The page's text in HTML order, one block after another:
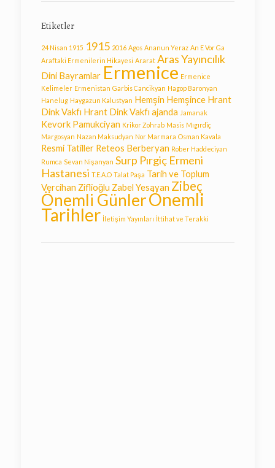
Etiketler
24 Nisan 1915 1915 2016 Agos Ananun Yeraz An E Vor Ga
Araftaki Ermenilerin Hikayesi Ararat Aras Yayıncılık
Dini Bayramlar Ermenice Ermenice
Kelimeler Ermenistan Garbis Cancikyan Hagop Baronyan
Hanelug Haygazun Kalustyan Hemşin Hemşince Hrant
Dink Vakfı Hrant Dink Vakfı ajanda Jamanak
Kevork Pamukciyan Krikor Zohrab Masis Mıgırdiç
Margosyan Nazan Maksudyan Nor Marmara Osman Kavala
Resmi Tatiller Reteos Berberyan Rober Haddeciyan
Rumca Sevan Nişanyan Surp Pırgiç Ermeni
Hastanesi T.E.A.O Talat Paşa Tarih ve Toplum
Vercihan Ziflioğlu Zabel Yesayan Zibeç
Önemli GünlerÖnemli
Tarihler İletişim Yayınları İttihat ve Terakki